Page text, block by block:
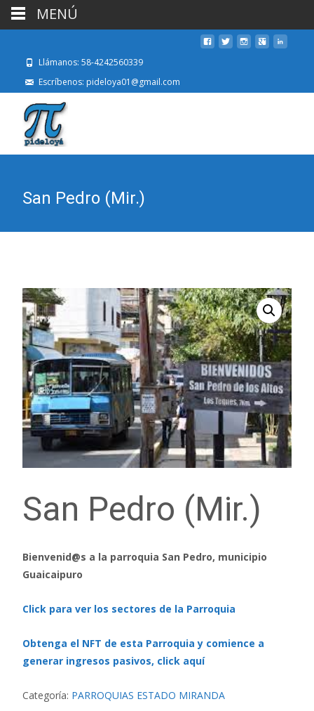
Llámanos: 58-4242560339
Escríbenos: pideloya01@gmail.com
San Pedro (Mir.)
San Pedro (Mir.)
Bienvenid@s a la parroquia San Pedro, municipio
Guaicaipuro
Click para ver los sectores de la Parroquia
Obtenga el NFT de esta Parroquia y comience a
generar ingresos pasivos, click aquí
Categoría: PARROQUIAS ESTADO MIRANDA
MENÚ